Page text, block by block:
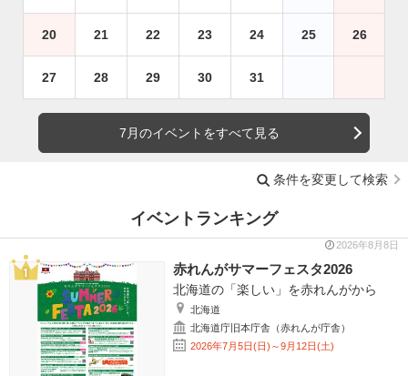
20 21 22 23 24 25 26
27 28 29 30 31
7月のイベントをすべて見る
条件を変更して検索
イベントランキング
2026年8月8日
赤れんがサマーフェスタ2026
北海道の「楽しい」を赤れんがから
北海道
北海道庁旧本庁舎（赤れんが庁舎）
2026年7月5日(日)～9月12日(土)